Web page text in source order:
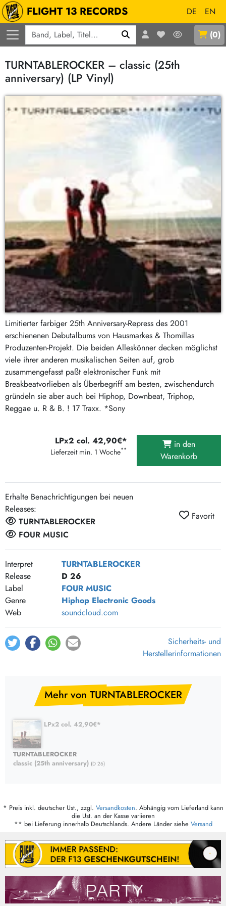
FLIGHT 13 RECORDS DE
EN
(0)
TURNTABLEROCKER – classic (25th
anniversary) (LP Vinyl)
Limitierter farbiger 25th Anniversary-Repress des 2001
erschienenen Debutalbums von Hausmarkes & Thomillas
Produzenten-Projekt. Die beiden Alleskönner decken möglichst
viele ihrer anderen musikalischen Seiten auf, grob
zusammengefasst paßt elektronischer Funk mit
Breakbeatvorlieben als Überbegriff am besten, zwischendurch
gründeln sie aber auch bei Hiphop, Downbeat, Triphop,
Reggae u. R & B. ! 17 Traxx. *Sony
LPx2 col. 42,90€*
Lieferzeit min. 1 Woche**
in den
Warenkorb
Erhalte Benachrichtigungen bei neuen
Releases:
TURNTABLEROCKER
FOUR MUSIC
Favorit
Interpret
TURNTABLEROCKER
Release
D 26
Label
FOUR MUSIC
Genre
Hiphop Electronic Goods
Web
soundcloud.com
Sicherheits- und
Herstellerinformationen
Mehr von TURNTABLEROCKER
LPx2 col. 42,90€*
TURNTABLEROCKER
classic (25th anniversary) (D 26)
* Preis inkl. deutscher Ust., zzgl. Versandkosten. Abhängig vom Lieferland kann
die Ust. an der Kasse variieren
** bei Lieferung innerhalb Deutschlands. Andere Länder siehe Versand